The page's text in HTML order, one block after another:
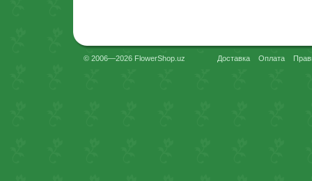
© 2006—2026 FlowerShop.uz Доставка Оплата